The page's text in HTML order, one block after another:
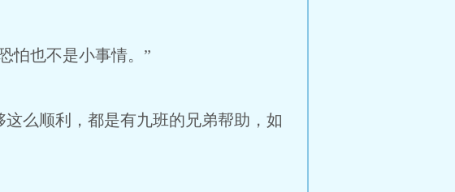
怕也不是小事情。”
么顺利，都是有九班的兄弟帮助，如